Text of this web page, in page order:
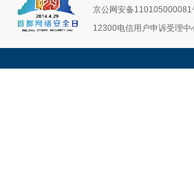
京公网安备110105000081
12300电信用户申诉受理中